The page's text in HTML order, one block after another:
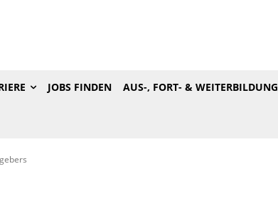
JOBS FINDEN AUS-, FORT- & WEITERBILDUNG